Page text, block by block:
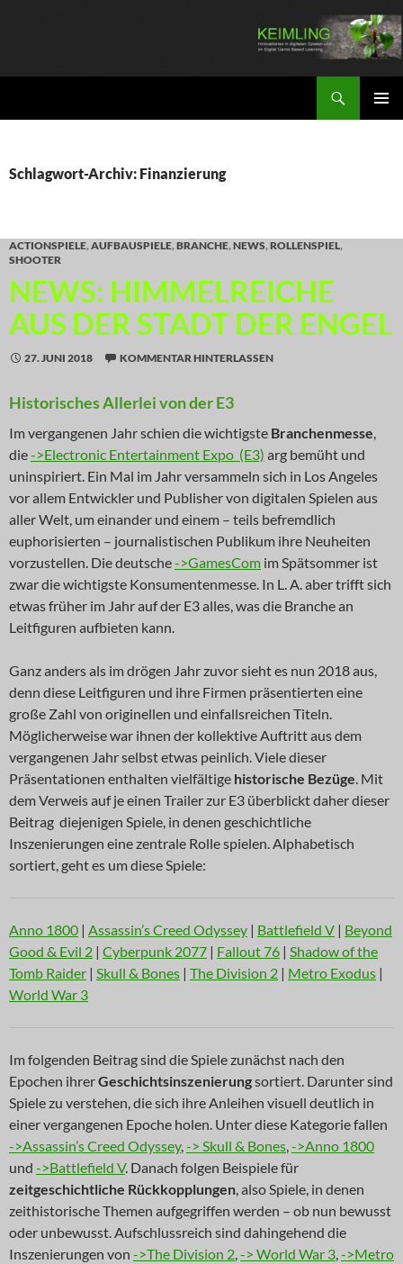
Schlagwort-Archiv: Finanzierung
ACTIONSPIELE,AUFBAUSPIELE,BRANCHE,NEWS,ROLLENSPIEL,
SHOOTER
NEWS: HIMMELREICHE
AUS DER STADT DER ENGEL
27. JUNI 2018 KOMMENTAR HINTERLASSEN
Historisches Allerlei von der E3
Im vergangenen Jahr schien die wichtigste Branchenmesse,
die->Electronic Entertainment Expo (E3) arg bemüht und
uninspiriert. Ein Mal im Jahr versammeln sich in Los Angeles
vor allem Entwickler und Publisher von digitalen Spielen aus
aller Welt, um einander und einem – teils befremdlich
euphorisierten – journalistischen Publikum ihre Neuheiten
vorzustellen. Die deutsche->GamesCom im Spätsommer ist
zwar die wichtigste Konsumentenmesse. In L. A. aber trifft sich
etwas früher im Jahr auf der E3 alles, was die Branche an
Leitfiguren aufbieten kann.
Ganz anders als im drögen Jahr zuvor sieht es nun 2018 aus,
denn diese Leitfiguren und ihre Firmen präsentierten eine
große Zahl von originellen und einfallsreichen Titeln.
Möglicherweise war ihnen der kollektive Auftritt aus dem
vergangenen Jahr selbst etwas peinlich. Viele dieser
Präsentationen enthalten vielfältige historische Bezüge. Mit
dem Verweis auf je einen Trailer zur E3 überblickt daher dieser
Beitrag diejenigen Spiele, in denen geschichtliche
Inszenierungen eine zentrale Rolle spielen. Alphabetisch
sortiert, geht es um diese Spiele:
Anno 1800 | Assassin’s Creed Odyssey | Battlefield V | Beyond
Good & Evil 2 | Cyberpunk 2077 | Fallout 76 | Shadow of the
Tomb Raider | Skull & Bones | The Division 2 | Metro Exodus |
World War 3
Im folgenden Beitrag sind die Spiele zunächst nach den
Epochen ihrerGeschichtsinszenierungsortiert. Darunter sind
Spiele zu verstehen, die sich ihre Anleihen visuell deutlich in
einer vergangenen Epoche holen. Unter diese Kategorie fallen
->Assassin’s Creed Odyssey,-> Skull & Bones,->Anno 1800
und ->Battlefield V. Danach folgen Beispiele für
zeitgeschichtliche Rückkopplungen, also Spiele, in denen
zeithistorische Themen aufgegriffen werden – ob nun bewusst
oder unbewusst. Aufschlussreich sind dahingehend die
Inszenierungen von ->The Division 2,-> World War 3,->Metro